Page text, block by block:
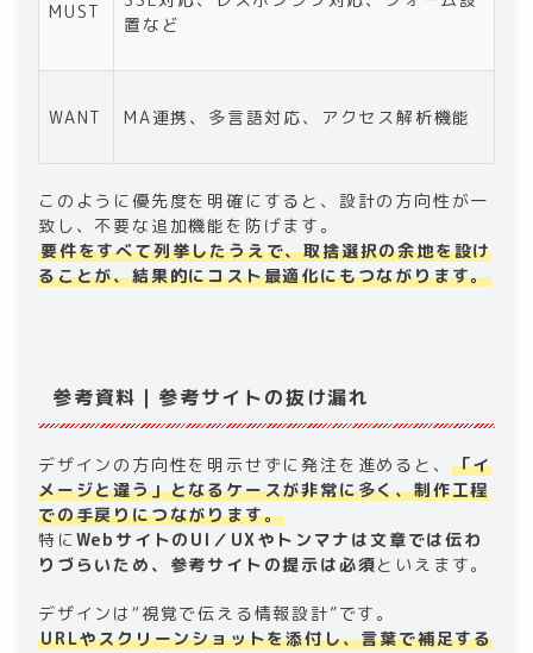
MUST
置など
WANT MA連携、多言語対応、アクセス解析機能
このように優先度を明確にすると、設計の方向性が一
致し、不要な追加機能を防げます。
要件をすべて列挙したうえで、取捨選択の余地を設け
ることが、結果的にコスト最適化にもつながります。
参考資料｜参考サイトの抜け漏れ
デザインの方向性を明示せずに発注を進めると、
「イ
メージと違う」となるケースが非常に多く、制作工程
での手戻りにつながります。
特にWebサイトのUI／UXやトンマナは文章では伝わ
りづらいため、参考サイトの提示は必須といえます。
デザインは“視覚で伝える情報設計”です。
URLやスクリーンショットを添付し、言葉で補足する